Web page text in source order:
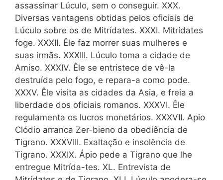
assassinar Lúculo, sem o conseguir. XXX.
Diversas vantagens obtidas pelos oficiais de
Lúculo sobre os de Mitrídates. XXXI. Mitrídates
foge. XXXII. Êle faz morrer suas mulheres e
suas irmãs. XXXIII. Lúculo toma a cidade de
Amiso. XXXIV. Êle se entristece de vê-la
destruída pelo fogo, e repara-a como pode.
XXXV. Êle visita as cidades da Asia, e freia a
liberdade dos oficiais romanos. XXXVI. Êle
regulamenta os lucros monetários. XXXVII. Apio
Clódio arranca Zer-bieno da obediência de
Tigrano. XXXVIII. Exaltação e insolência de
Tigrano. XXXIX. Ápio pede a Tigrano que lhe
entregue Mitrída-tes. XL. Entrevista de